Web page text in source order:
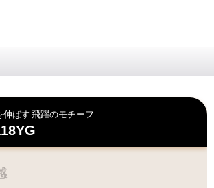
伸ばす 飛躍のモチーフ